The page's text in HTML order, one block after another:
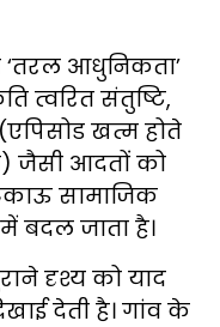
‘तरल आधुनिकता’
त्वरित संतुष्टि,
खत्म होते
जैसी आदतों को
सामाजिक
बदल जाता है।
दृश्य को याद
देती है। गांव के